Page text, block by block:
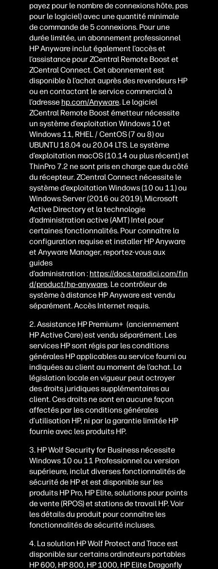
payez pour le nombre de connexions hôte, pas
pour le logiciel) avec une quantité minimale
de commande de 5 connexions. Pour une
durée limitée, un abonnement professionnel
HP Anyware inclut également l’accès et
l’assistance pour ZCentral Remote Boost et
ZCentral Connect. Cet abonnement est
disponible à l’achat auprès des revendeurs HP
ou en contactant le service commercial à
l’adresse hp.com/Anyware. Le logiciel
ZCentral Remote Boost émetteur nécessite
un système d’exploitation Windows 10 et
Windows 11, RHEL / CentOS (7 ou 8) ou
UBUNTU 18.04 ou 20.04 LTS. Le système
d’exploitation macOS (10.14 ou plus récent) et
ThinPro 7.2 ne sont pris en charge que du côté
du récepteur. ZCentral Connect nécessite le
système d’exploitation Windows (10 ou 11) ou
Windows Server (2016 ou 2019), Microsoft
Active Directory et la technologie
d’administration active (AMT) Intel pour
certaines fonctionnalités. Pour connaître la
configuration requise et installer HP Anyware
et Anyware Manager, reportez-vous aux
guides
d’administration : https://docs.teradici.com/fin
d/product/hp-anyware. Le contrôleur de
système à distance HP Anyware est vendu
séparément. Accès Internet requis.
2.Assistance HP Premium+ (anciennement
HP Active Care) est vendu séparément. Les
services HP sont régis par les conditions
générales HP applicables au service fourni ou
indiquées au client au moment de l’achat. La
législation locale en vigueur peut octroyer
des droits juridiques supplémentaires au
client. Ces droits ne sont en aucune façon
affectés par les conditions générales
d’utilisation HP, ni par la garantie limitée HP
fournie avec les produits HP.
3. HP Wolf Security for Business nécessite
Windows 10 ou 11 Professionnel ou version
supérieure, inclut diverses fonctionnalités de
sécurité de HP et est disponible sur les
produits HP Pro, HP Elite, solutions pour points
de vente (RPOS) et stations de travail HP. Voir
les détails du produit pour connaître les
fonctionnalités de sécurité incluses.
4. La solution HP Wolf Protect and Trace est
disponible sur certains ordinateurs portables
HP 600, HP 800, HP 1000, HP Elite Dragonfly